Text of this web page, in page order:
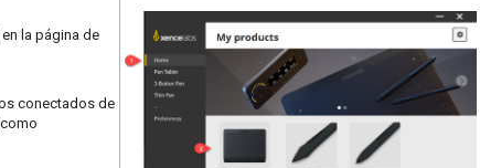
la página de
conectados de